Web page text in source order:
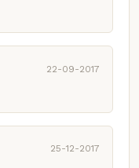
22-09-2017
25-12-2017